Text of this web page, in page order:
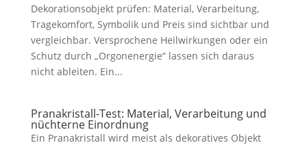
Dekorationsobjekt prüfen: Material, Verarbeitung,
Tragekomfort, Symbolik und Preis sind sichtbar und
vergleichbar. Versprochene Heilwirkungen oder ein
Schutz durch „Orgonenergie“ lassen sich daraus
nicht ableiten. Ein...
Pranakristall-Test: Material, Verarbeitung und
nüchterne Einordnung
Ein Pranakristall wird meist als dekoratives Objekt